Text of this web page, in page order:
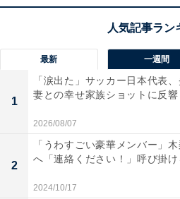
最新 一週間
1
「涙出た」サッカー日本代表
妻との幸せ家族ショットに反
2026/08/07
2
「うわすごい豪華メンバー」
へ「連絡ください！」呼び掛
2024/10/17